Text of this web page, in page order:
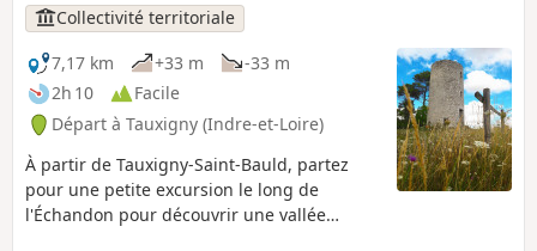
Collectivité territoriale
7,17 km
+33 m
-33 m
2h 10
Facile
Départ à Tauxigny (Indre-et-Loire)
À partir de Tauxigny-Saint-Bauld, partez
pour une petite excursion le long de
l'Échandon pour découvrir une vallée